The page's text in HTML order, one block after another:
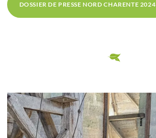
DOSSIER DE PRESSE NORD CHARENTE 2024